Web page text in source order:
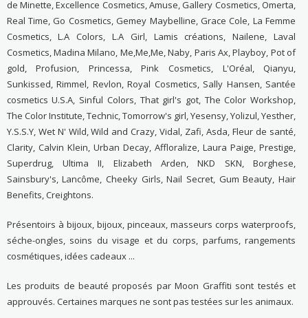
de Minette, Excellence Cosmetics, Amuse, Gallery Cosmetics, Omerta,
Real Time, Go Cosmetics, Gemey Maybelline, Grace Cole, La Femme
Cosmetics, L.A Colors, L.A Girl, Lamis créations, Nailene, Laval
Cosmetics, Madina Milano, Me,Me,Me, Naby, Paris Ax, Playboy, Pot of
gold, Profusion, Princessa, Pink Cosmetics, L'Oréal, Qianyu,
Sunkissed, Rimmel, Revlon, Royal Cosmetics, Sally Hansen, Santée
cosmetics U.S.A, Sinful Colors, That girl's got, The Color Workshop,
The Color Institute, Technic, Tomorrow's girl, Yesensy, Yolizul, Yesther,
Y.S.S.Y, Wet N' Wild, Wild and Crazy, Vidal, Zafi, Asda, Fleur de santé,
Clarity, Calvin Klein, Urban Decay, Affloralize, Laura Paige, Prestige,
Superdrug, Ultima II, Elizabeth Arden, NKD SKN, Borghese,
Sainsbury's, Lancôme, Cheeky Girls, Nail Secret, Gum Beauty, Hair
Benefits, Creightons.
Présentoirs à bijoux, bijoux, pinceaux, masseurs corps waterproofs,
séche-ongles, soins du visage et du corps, parfums, rangements
cosmétiques, idées cadeaux ...
Les produits de beauté proposés par Moon Graffiti sont testés et
approuvés. Certaines marques ne sont pas testées sur les animaux.